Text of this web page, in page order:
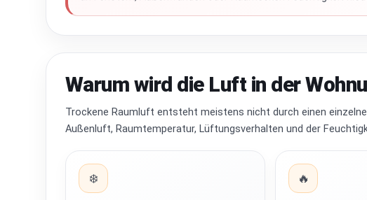
Warum wird die Luft in der
Trockene Raumluft entsteht meistens nicht durch einen
Außenluft, Raumtemperatur, Lüftungsverhalten und der
❄️ 🔥